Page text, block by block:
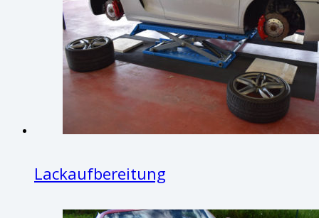
Lackaufbereitung